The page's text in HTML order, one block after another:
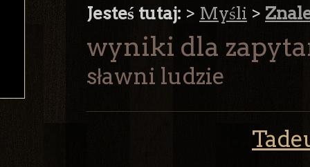
Jesteś tutaj: > Myśli >
wyniki dla
sławni ludzie